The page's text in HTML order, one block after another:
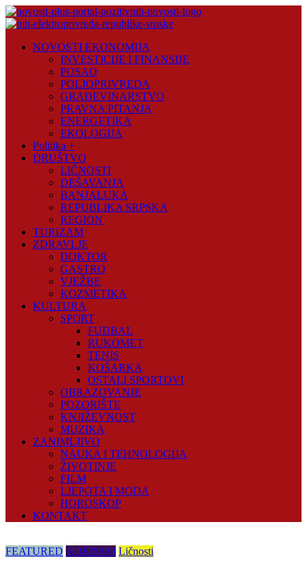
Skip
to
Plus
NOVOSTI EKONOMIJA
INVESTICIJE I FINANSIJE
POSAO
POLJOPRIVREDA
GRAĐEVINARSTVO
PRAVNA PITANJA
ENERGETIKA
EKOLOGIJA
Politika +
DRUŠTVO
LIČNOSTI
DEŠAVANJA
BANJALUKA
REPUBLIKA SRPSKA
REGION
TURIZAM
ZDRAVLJE
DOKTOR
GASTRO
VJEŽBE
KOZMETIKA
KULTURA
SPORT
FUDBAL
RUKOMET
TENIS
KOŠARKA
OSTALI SPORTOVI
OBRAZOVANJE
POZORIŠTE
KNJIŽEVNOST
MUZIKA
ZANIMLJIVO
NAUKA I TEHNOLOGIJA
ŽIVOTINJE
FILM
LJEPOTA I MODA
HOROSKOP
KONTAKT
FEATURED KORISNO Ličnosti